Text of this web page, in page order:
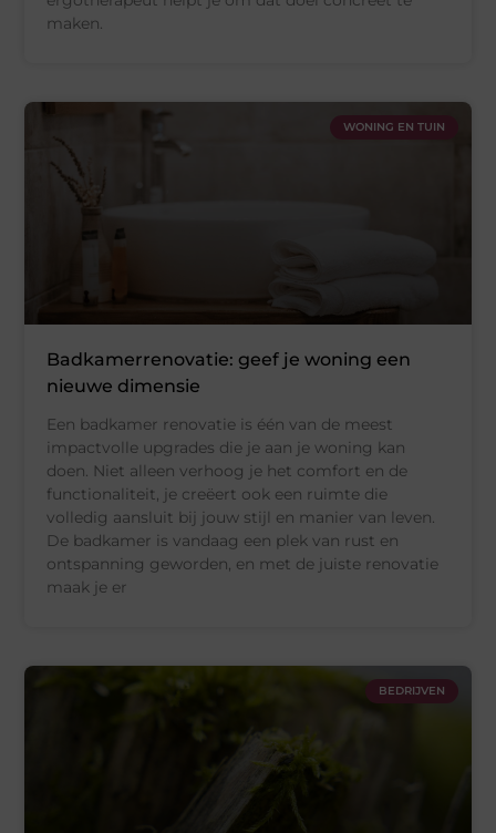
maken.
WONING EN TUIN
Badkamerrenovatie: geef je woning een
nieuwe dimensie
Een badkamer renovatie is één van de meest
impactvolle upgrades die je aan je woning kan
doen. Niet alleen verhoog je het comfort en de
functionaliteit, je creëert ook een ruimte die
volledig aansluit bij jouw stijl en manier van leven.
De badkamer is vandaag een plek van rust en
ontspanning geworden, en met de juiste renovatie
maak je er
BEDRIJVEN